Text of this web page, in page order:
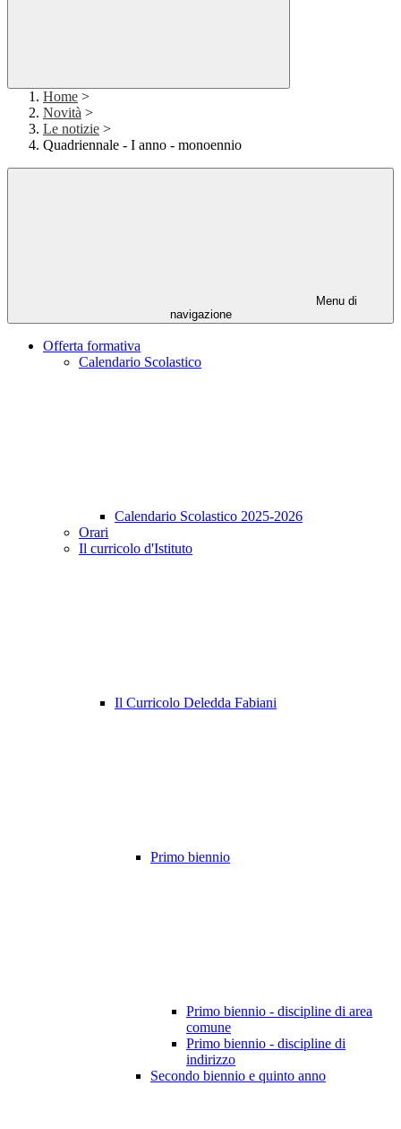
Home >
Novità >
Le notizie >
Quadriennale - I anno - monoennio
Menu di
navigazione
Offerta formativa
Calendario Scolastico
Calendario Scolastico 2025-2026
Orari
Il curricolo d'Istituto
Il Curricolo Deledda Fabiani
Primo biennio
Primo biennio - discipline di area
comune
Primo biennio - discipline di
indirizzo
Secondo biennio e quinto anno